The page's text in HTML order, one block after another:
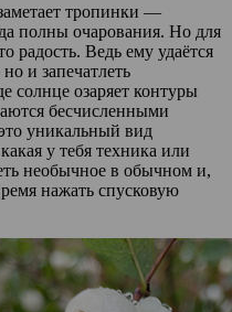
тропинки —
полны очарования. Но для
радость. Ведь ему удаётся
и запечатлеть
солнце озаряет контуры
бесчисленными
уникальный вид
у тебя техника или
необычное в обычном и,
нажать спусковую